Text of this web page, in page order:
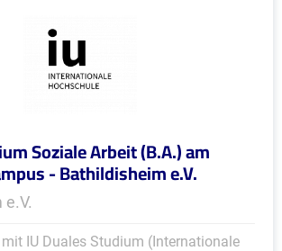
Soziale Arbeit (B.A.) am
- Bathildisheim e.V.
IU Duales Studium (Internationale